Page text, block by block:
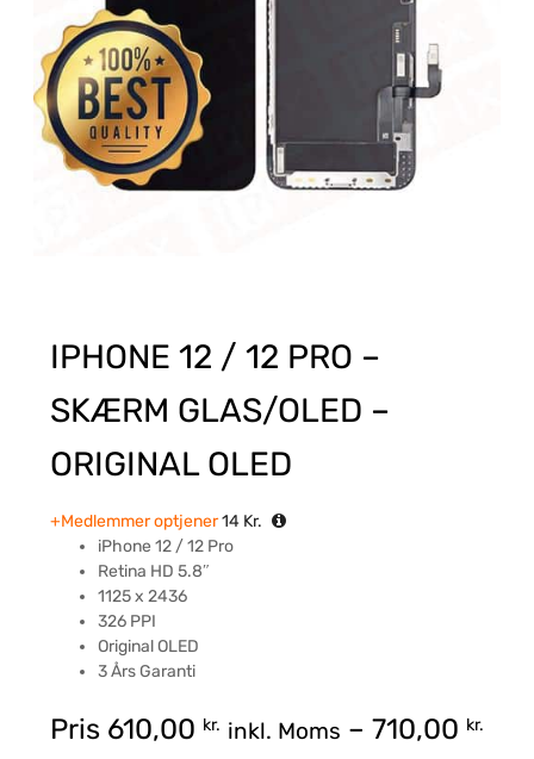
IPHONE 12 / 12 PRO –
SKÆRM GLAS/OLED –
ORIGINAL OLED
+Medlemmer optjener14 Kr.
iPhone 12 / 12 Pro
Retina HD 5.8″
1125 x 2436
326 PPI
Original OLED
3 Års Garanti
Pris 610,00 kr. inkl. Moms – 710,00 kr.